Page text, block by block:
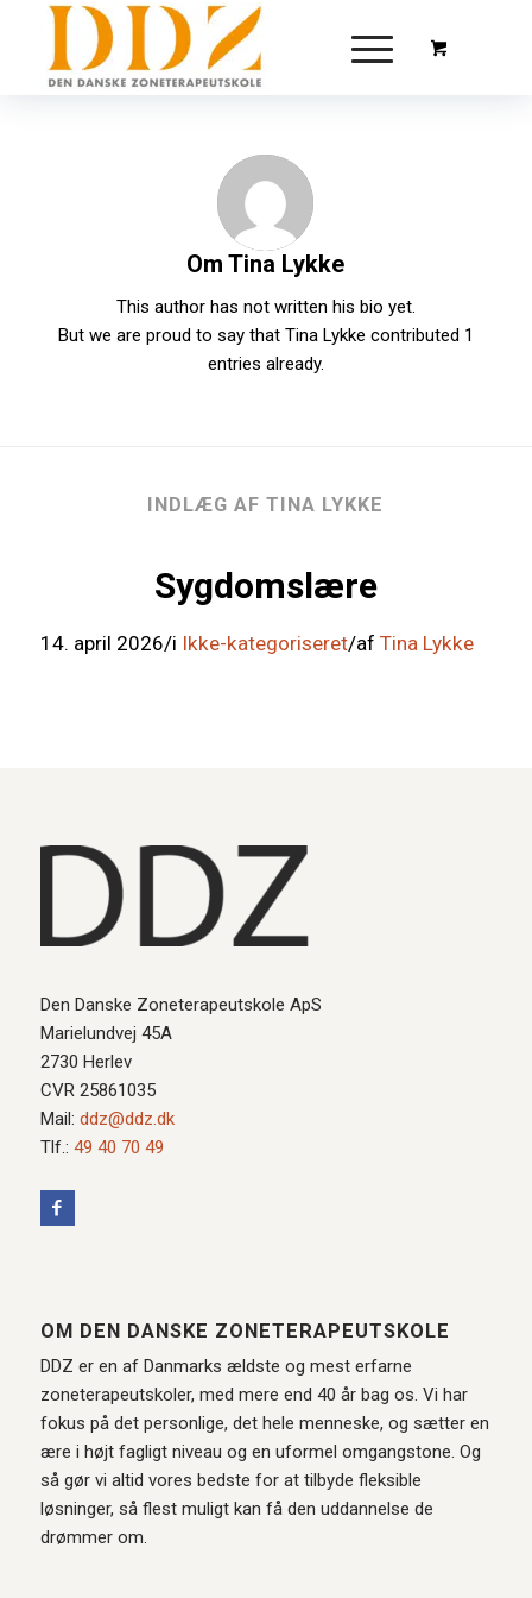
OmTina Lykke
This author has not written his bio yet.
But we are proud to say that Tina Lykke contributed 1
entries already.
INDLÆG AF TINA LYKKE
Sygdomslære
14. april 2026/i Ikke-kategoriseret/af Tina Lykke
Den Danske Zoneterapeutskole ApS
Marielundvej 45A
2730 Herlev
CVR 25861035
Mail: ddz@ddz.dk
Tlf.: 49 40 70 49
OM DEN DANSKE ZONETERAPEUTSKOLE
DDZ er en af Danmarks ældste og mest erfarne
zoneterapeutskoler, med mere end 40 år bag os. Vi har
fokus på det personlige, det hele menneske, og sætter en
ære i højt fagligt niveau og en uformel omgangstone. Og
så gør vi altid vores bedste for at tilbyde fleksible
løsninger, så flest muligt kan få den uddannelse de
drømmer om.